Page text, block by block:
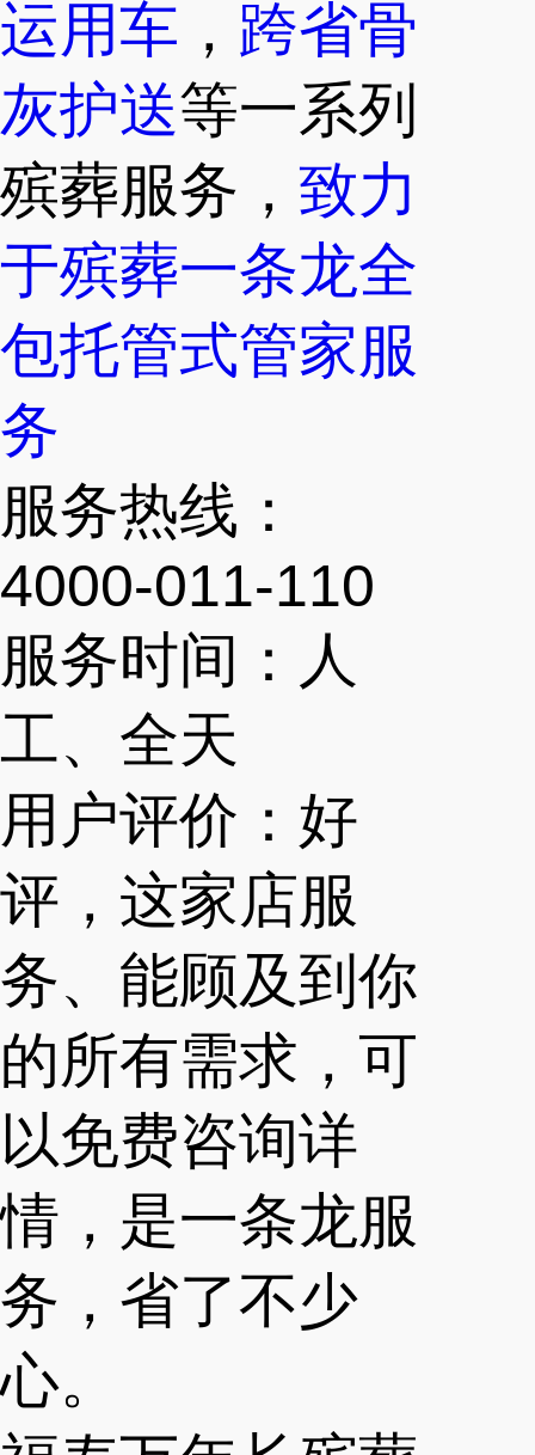
运用车 ， 跨省骨
灰护送等一系列
殡葬服务， 致力
于殡葬一条龙全
包托管式管家服
务
服务热线：
4000-011-110
服务时间：人
工、全天
用户评价：好
评，这家店服
务、能顾及到你
的所有需求，可
以免费咨询详
情，是一条龙服
务，省了不少
心。